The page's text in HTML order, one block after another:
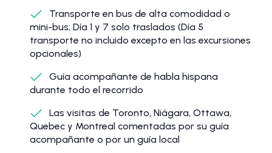
Transporte en bus de alta comodidad o
mini-bus; Día 1 y 7 solo traslados (Día 5
transporte no incluido excepto en las excursiones
opcionales)
Guía acompañante de habla hispana
durante todo el recorrido
Las visitas de Toronto, Niágara, Ottawa,
Quebec y Montreal comentadas por su guía
acompañante o por un guía local